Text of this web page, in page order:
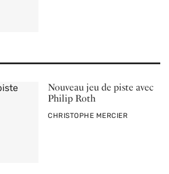
Nouveau jeu de piste avec
Philip Roth
PAR
CHRISTOPHE MERCIER